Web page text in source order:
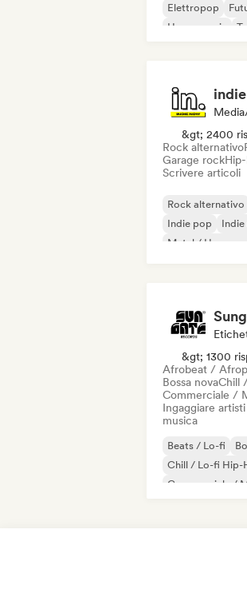
Elettropop
House music
&gt; 2400
Rock alternativo
Garage rock
Scrivere articoli
Rock alternativo
Indie pop
Metal / Heavy
&gt; 1300
Afrobeat /
Bossa novaChill
Commerciale /
Ingaggiare
musica
Beats / Lo-fi
Chill / Lo-fi Hip-
Commerciale /